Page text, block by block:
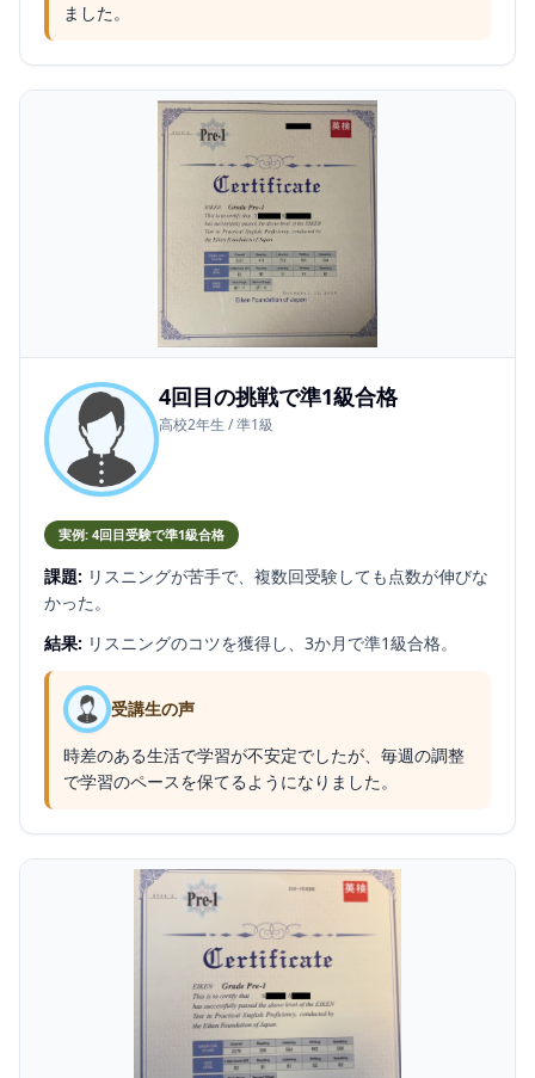
ました。
4回目の挑戦で準1級合格
高校2年生 / 準1級
実例: 4回目受験で準1級合格
課題: リスニングが苦手で、複数回受験しても点数が伸びな
かった。
結果: リスニングのコツを獲得し、3か月で準1級合格。
受講生の声
時差のある生活で学習が不安定でしたが、毎週の調整
で学習のペースを保てるようになりました。